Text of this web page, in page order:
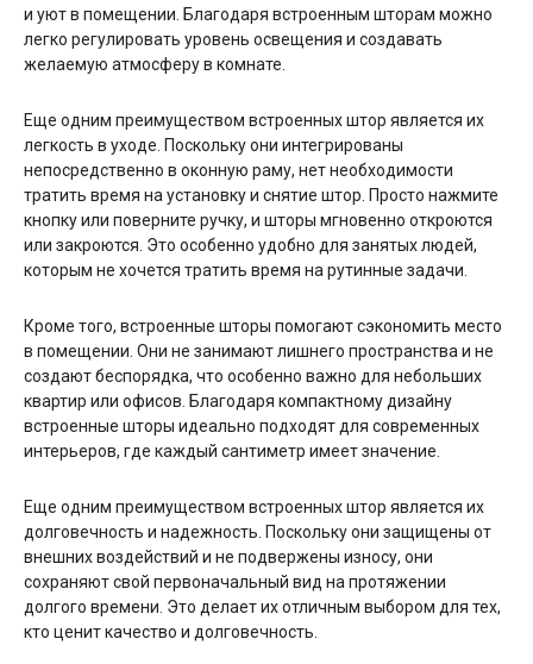
и уют в помещении. Благодаря встроенным шторам можно
легко регулировать уровень освещения и создавать
желаемую атмосферу в комнате.
Еще одним преимуществом встроенных штор является их
легкость в уходе. Поскольку они интегрированы
непосредственно в оконную раму, нет необходимости
тратить время на установку и снятие штор. Просто нажмите
кнопку или поверните ручку, и шторы мгновенно откроются
или закроются. Это особенно удобно для занятых людей,
которым не хочется тратить время на рутинные задачи.
Кроме того, встроенные шторы помогают сэкономить место
в помещении. Они не занимают лишнего пространства и не
создают беспорядка, что особенно важно для небольших
квартир или офисов. Благодаря компактному дизайну
встроенные шторы идеально подходят для современных
интерьеров, где каждый сантиметр имеет значение.
Еще одним преимуществом встроенных штор является их
долговечность и надежность. Поскольку они защищены от
внешних воздействий и не подвержены износу, они
сохраняют свой первоначальный вид на протяжении
долгого времени. Это делает их отличным выбором для тех,
кто ценит качество и долговечность.